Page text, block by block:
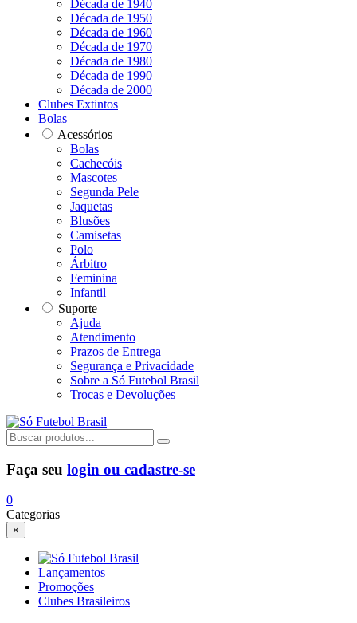
Década de 1940
Década de 1950
Década de 1960
Década de 1970
Década de 1980
Década de 1990
Década de 2000
Clubes Extintos
Bolas
Acessórios
Bolas
Cachecóis
Mascotes
Segunda Pele
Jaquetas
Blusões
Camisetas
Polo
Árbitro
Feminina
Infantil
Suporte
Ajuda
Atendimento
Prazos de Entrega
Segurança e Privacidade
Sobre a Só Futebol Brasil
Trocas e Devoluções
Faça seu login ou cadastre-se
0
Categorias
×
Lançamentos
Promoções
Clubes Brasileiros